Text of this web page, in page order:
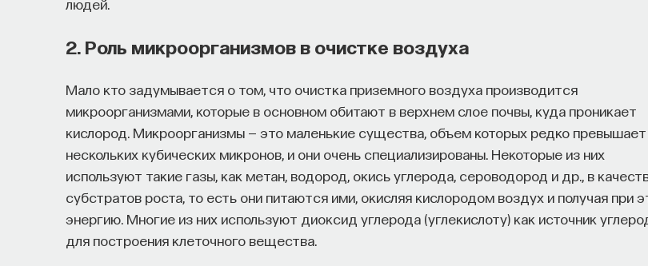
людей.
2. Роль микроорганизмов в очистке воздуха
Мало кто задумывается о том, что очистка приземного воздуха производится
микроорганизмами, которые в основном обитают в верхнем слое почвы, куда проникает
кислород. Микроорганизмы — это маленькие существа, объем которых редко превышает
нескольких кубических микронов, и они очень специализированы. Некоторые из них
используют такие газы, как метан, водород, окись углерода, сероводород и др., в
субстратов роста, то есть они питаются ими, окисляя кислородом воздух и получая при
энергию. Многие из них используют диоксид углерода (углекислоту) как источник
для построения клеточного вещества.